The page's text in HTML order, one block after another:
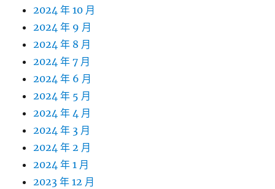
2024 年 10 月
2024 年 9 月
2024 年 8 月
2024 年 7 月
2024 年 6 月
2024 年 5 月
2024 年 4 月
2024 年 3 月
2024 年 2 月
2024 年 1 月
2023 年 12 月